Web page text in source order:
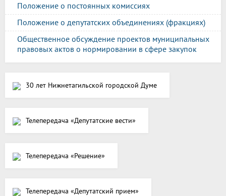
Положение о постоянных комиссиях
Положение о депутатских объединениях (фракциях)
Общественное обсуждение проектов муниципальных
правовых актов о нормировании в сфере закупок
30 лет Нижнетагильской городской Думе
Телепередача «Депутатские вести»
Телепередача «Решение»
Телепередача «Депутатский прием»